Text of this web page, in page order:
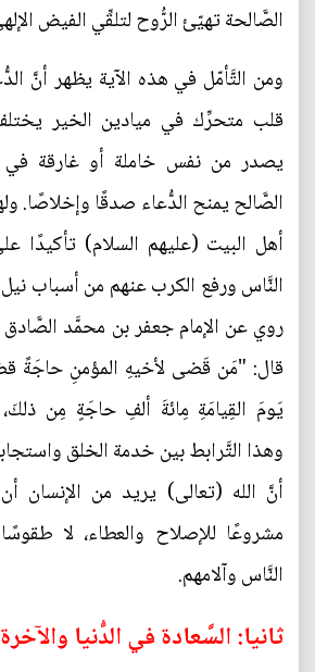
الصَّالحة تهيّئ الرُّوح لتلقِّي الفيض
ومن التَّأمّل في هذه الآية يظهر أنَّ
قلب متحرِّك في ميادين الخير
يصدر من نفس خاملة أو غارقة في
الصَّالح يمنح الدُّعاء صدقًا وإخلاصًا.
أهل البيت (عليهم السلام) تأكيدًا
النَّاس ورفع الكرب عنهم من أسباب نيل
روي عن الإمام جعفر بن محمَّد الصَّادق
قال: "مَن قَضى لأخيهِ المؤمنِ حاجَةً
وهذا التَّرابط بين خدمة الخلق
أنَّ الله (تعالى) يريد من الإنسان
مشروعًا للإصلاح والعطاء، لا
النَّاس وآلامهم.
ثانيا: السَّعادة في الدُّنيا والآخرة